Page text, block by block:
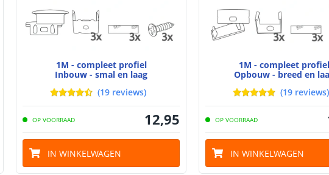
Breedte led
Dikte led strip
Aansluiting
1M - compleet profiel
Inbouw - smal en laag
(19 reviews)
OP VOORRAAD 12,95
IN WINKELWAGEN
1M - compleet profiel
Opbouw - breed en
(19 reviews)
OP VOORRAAD
IN WINKELWAGEN